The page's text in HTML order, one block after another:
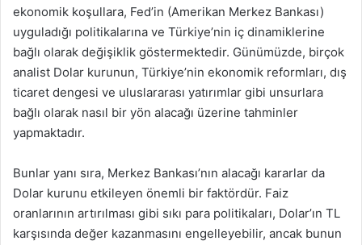
ekonomik koşullara, Fed’in (Amerikan Merkez Bankası)
uyguladığı politikalarına ve Türkiye’nin iç dinamiklerine
bağlı olarak değişiklik göstermektedir. Günümüzde, birçok
analist Dolar kurunun, Türkiye’nin ekonomik reformları, dış
ticaret dengesi ve uluslararası yatırımlar gibi unsurlara
bağlı olarak nasıl bir yön alacağı üzerine tahminler
yapmaktadır.
Bunlar yanı sıra, Merkez Bankası’nın alacağı kararlar da
Dolar kurunu etkileyen önemli bir faktördür. Faiz
oranlarının artırılması gibi sıkı para politikaları, Dolar’ın TL
karşısında değer kazanmasını engelleyebilir, ancak bunun